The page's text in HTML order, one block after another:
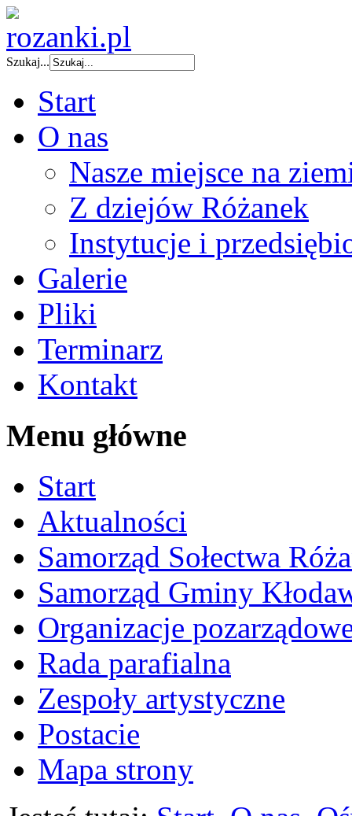
Szukaj...
Start
O nas
Nasze miejsce na
Z dziejów Różanek
Instytucje i
Galerie
Pliki
Terminarz
Kontakt
Menu główne
Start
Aktualności
Samorząd Sołectwa
Samorząd Gminy
Organizacje
Rada parafialna
Zespoły artystyczne
Postacie
Mapa strony